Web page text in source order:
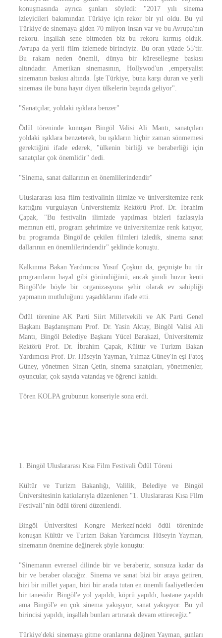
konuşmasında ayrıca şunları söyledi: "2017 yılı sinema
izleyicileri bakımından Türkiye için rekor bir yıl oldu. Bu yıl
Türkiye'de sinemaya giden 70 milyon insan var ve bu Avrupa'nın
rekoru. İnşallah sene bitmeden biz bu rekoru kırmış olduk.
Avrupa da yerli film izlemede birinciyiz. Bu oran yüzde 55'tir.
Bu rakam neden önemli, dünya bir küreselleşme baskısı
altındadır. Amerikan sinemasının, Hollywod'un ,emperyalist
sinemanın baskısı altında. İşte Türkiye, buna karşı duran ve yerli
sineması ile buna hayır diyen ülkelerin başında geliyor".
"Sanatçılar, yoldaki ışıklara benzer"
Ödül töreninde konuşan Bingöl Valisi Ali Mantı, sanatçıları
yoldaki ışıklara benzeterek, bu ışıkların hiçbir zaman sönmemesi
gerektiğini ifade ederek, "ülkenin birliği ve beraberliği için
sanatçılar çok önemlidir" dedi.
"Sinema, sanat dallarının en önemlilerindendir"
Uluslararası kısa film festivalinin ilimize ve üniversitemize renk
kattığını vurgulayan Üniversitemiz Rektörü Prof. Dr. İbrahim
Çapak, "Bu festivalin ilimizde yapılması bizleri fazlasıyla
memnun etti, program şehrimize ve üniversitemize renk katıyor,
bu programda Bingöl'de çekilen filmleri izledik, sinema sanat
dallarının en önemlilerindendir" şeklinde konuştu.
Kalkınma Bakan Yardımcısı Yusuf Çoşkun da, geçmişte bu tür
programların hayal gibi göründüğünü, ancak şimdi huzur kenti
Bingöl'de böyle bir organizasyona şehir olarak ev sahipliği
yapmanın mutluluğunu yaşadıklarını ifade etti.
Ödül törenine AK Parti Siirt Milletvekili ve AK Parti Genel
Başkanı Başdanışmanı Prof. Dr. Yasin Aktay, Bingöl Valisi Ali
Mantı, Bingöl Belediye Başkanı Yücel Barakazi, Üniversitemiz
Rektörü Prof. Dr. İbrahim Çapak, Kültür ve Turizm Bakan
Yardımcısı Prof. Dr. Hüseyin Yayman, Yılmaz Güney'in eşi Fatoş
Güney, yönetmen Sinan Çetin, sinema sanatçıları, yönetmenler,
oyuncular, çok sayıda vatandaş ve öğrenci katıldı.
Tören KOLPA grubunun konseriyle sona erdi.
1. Bingöl Uluslararası Kısa Film Festivali Ödül Töreni
Kültür ve Turizm Bakanlığı, Valilik, Belediye ve Bingöl
Üniversitesinin katkılarıyla düzenlenen "1. Uluslararası Kısa Film
Festivali"nin ödül töreni düzenlendi.
Bingöl Üniversitesi Kongre Merkezi'ndeki ödül töreninde
konuşan Kültür ve Turizm Bakan Yardımcısı Hüseyin Yayman,
sinemanın önemine değinerek şöyle konuştu:
"Sinemanın evrensel dilinde bir ve beraberiz, sonsuza kadar da
bir ve beraber olacağız. Sinema ve sanat bizi bir araya getiren,
bizi bir millet yapan, bizi bir arada tutan en önemli faaliyetlerden
bir tanesidir. Bingöl'e yol yapıldı, köprü yapıldı, hastane yapıldı
ama Bingöl'e en çok sinema yakışıyor, sanat yakışıyor. Bu yıl
birincisi yapıldı, inşallah bunları artırarak devam ettireceğiz."
Türkiye'deki sinemaya gitme oranlarına değinen Yayman, şunları